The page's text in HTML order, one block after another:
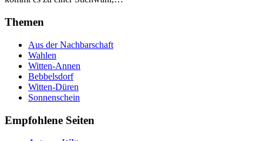
Themen
Aus der Nachbarschaft
Wahlen
Witten-Annen
Bebbelsdorf
Witten-Düren
Sonnenschein
Empfohlene Seiten